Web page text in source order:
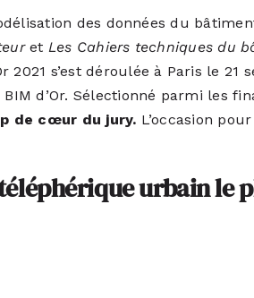
des données du
et Les Cahiers techniques du
s’est déroulée à Paris le
d’Or. Sélectionné parmi les
de cœur du jury. L’occasion
urbain le